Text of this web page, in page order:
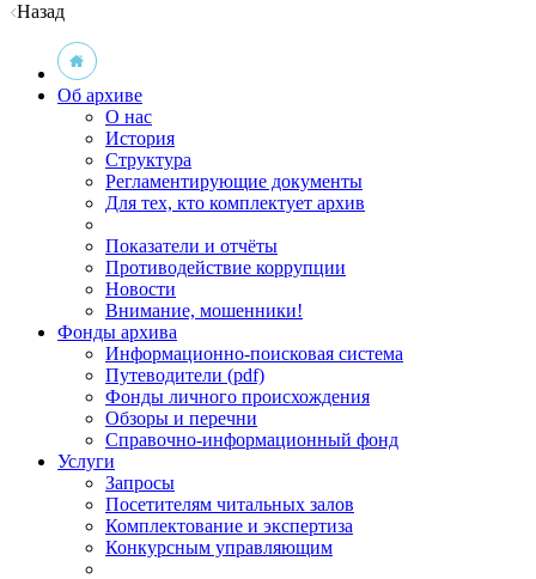
Назад
Об архиве
О нас
История
Структура
Регламентирующие документы
Для тех, кто комплектует архив
Показатели и отчёты
Противодействие коррупции
Новости
Внимание, мошенники!
Фонды архива
Информационно-поисковая система
Путеводители (pdf)
Фонды личного происхождения
Обзоры и перечни
Справочно-информационный фонд
Услуги
Запросы
Посетителям читальных залов
Комплектование и экспертиза
Конкурсным управляющим